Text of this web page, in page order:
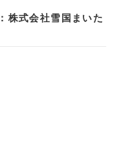
株式会社雪国まいた